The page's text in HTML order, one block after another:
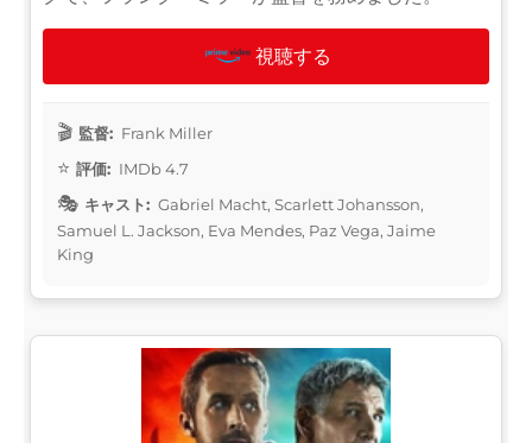
視聴する
監督: Frank Miller
評価: IMDb 4.7
キャスト: Gabriel Macht, Scarlett Johansson,
Samuel L. Jackson, Eva Mendes, Paz Vega, Jaime
King